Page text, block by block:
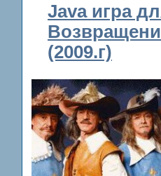
Java игра
(2009.г)